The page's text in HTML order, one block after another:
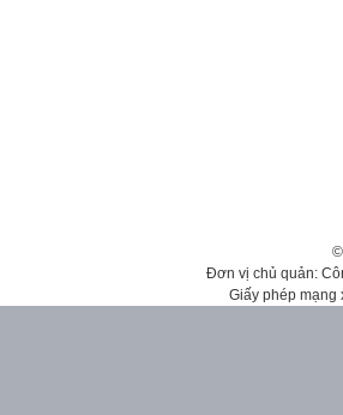
Đơn vị chủ quản:
Giấy phép mạng